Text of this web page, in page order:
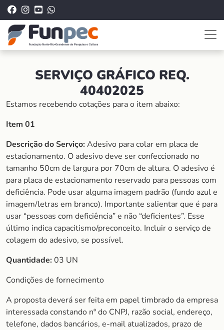
SERVIÇO GRÁFICO REQ.
40402025
Estamos recebendo cotações para o item abaixo:
Item 01
Descrição do Serviço:Adesivo para colar em placa de
estacionamento. O adesivo deve ser confeccionado no
tamanho 50cm de largura por 70cm de altura. O adesivo é
para placa de estacionamento reservado para pessoas com
deficiência. Pode usar alguma imagem padrão (fundo azul e
imagem/letras em branco). Importante salientar que é para
usar “pessoas com deficiência” e não “deficientes”. Esse
último indica capacitismo/preconceito. Incluir o serviço de
colagem do adesivo, se possível.
Quantidade:03 UN
Condições de fornecimento
A proposta deverá ser feita em papel timbrado da empresa
interessada constando nº do CNPJ, razão social, endereço,
telefone, dados bancários, e-mail atualizados, prazo de